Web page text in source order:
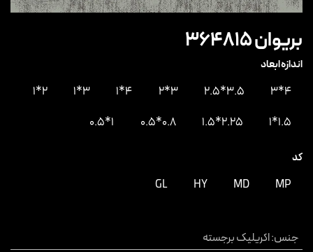
بریوان 364815
اندازه ابعاد
4*3
3.5*2.5
3*2
4*1
3*1
2*1
1.5*1
2.25*1.5
0.8*0.5
1*0.5
کد
MP
MD
HY
GL
جنس:اکریلیک برجسته